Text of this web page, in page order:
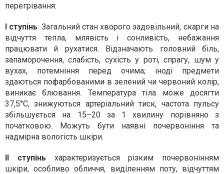
перегрівання:
І ступінь: Загальний стан хворого задовільний, скарги на
відчуття тепла, млявість і сонливість, небажання
працювати й рухатися. Відзначають головний біль,
запаморочення, слабість, сухість у роті, спрагу, шум у
вухах, потемніння перед очима; іноді предмети
здаються пофарбованими в зелений чи червоний колір,
виникає блювання. Температура тіла може досягти
37,5°С, знижуються артеріальний тиск, частота пульсу
збільшується на 15–20 за 1 хвилину порівняно з
початковою. Можуть бути наявні почервоніння та
надмірна вологість шкіри.
II ступіньхарактеризується різким почервонінням
шкіри, особливо обличчя, виділенням поту, відчуттям